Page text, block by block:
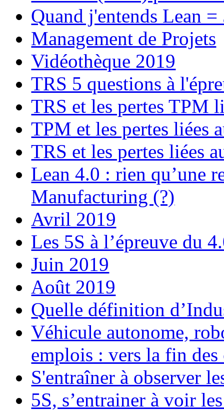
Quand j'entends Lean =
Management de Projets
Vidéothèque 2019
TRS 5 questions à
TRS et les pertes TPM
TPM et les pertes liées
TRS et les pertes liées
Lean 4.0 : rien qu’une
Manufacturing (?)
Avril 2019
Les 5S à l’épreuve du
Juin 2019
Août 2019
Quelle définition
Véhicule autonome,
emplois : vers la fin
S'entraîner à observer
5S, s’entrainer à voir